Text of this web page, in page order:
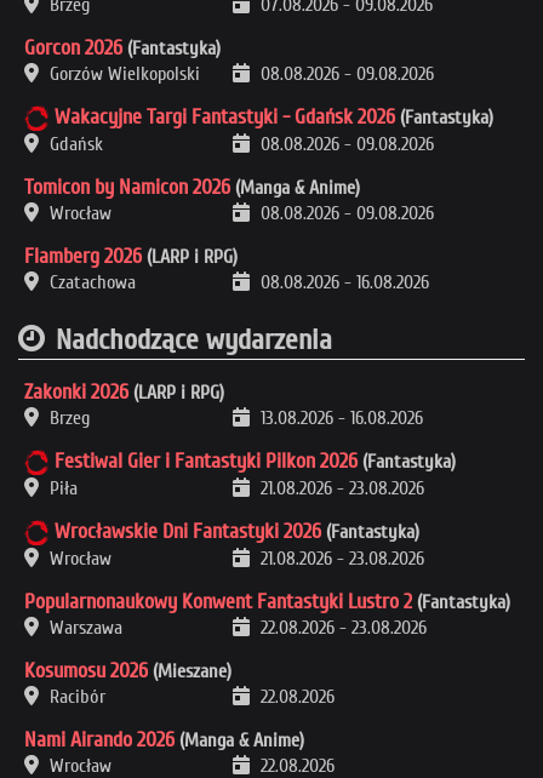
Brzeg
07.08.2026 - 09.08.2026
Gorcon 2026 (Fantastyka)
Gorzów Wielkopolski
08.08.2026 - 09.08.2026
Wakacyjne Targi Fantastyki - Gdańsk 2026 (Fantastyka)
Gdańsk
08.08.2026 - 09.08.2026
Tomicon by Namicon 2026 (Manga & Anime)
Wrocław
08.08.2026 - 09.08.2026
Flamberg 2026 (LARP i RPG)
Czatachowa
08.08.2026 - 16.08.2026
Nadchodzące wydarzenia
Zakonki 2026 (LARP i RPG)
Brzeg
13.08.2026 - 16.08.2026
Festiwal Gier i Fantastyki Pilkon 2026 (Fantastyka)
Piła
21.08.2026 - 23.08.2026
Wrocławskie Dni Fantastyki 2026 (Fantastyka)
Wrocław
21.08.2026 - 23.08.2026
Popularnonaukowy Konwent Fantastyki Lustro 2 (Fantastyka)
Warszawa
22.08.2026 - 23.08.2026
Kosumosu 2026 (Mieszane)
Racibór
22.08.2026
Nami Airando 2026 (Manga & Anime)
Wrocław
22.08.2026